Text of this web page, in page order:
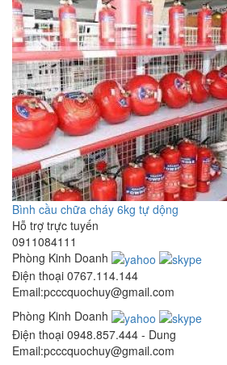
Bình cầu chữa cháy 6kg tự dộng
Hỗ trợ trực tuyến
0911084111
Phòng Kinh Doanh
Điện thoại 0767.114.144
Email:pcccquochuy@gmail.com
Phòng Kinh Doanh
Điện thoại 0948.857.444 - Dung
Email:pcccquochuy@gmail.com